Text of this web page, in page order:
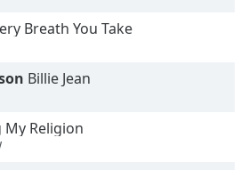
Breath You Take
Billie Jean
My Religion